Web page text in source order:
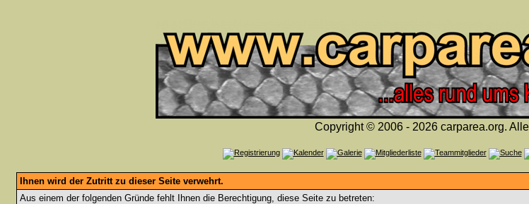
Copyright © 2006 - 2026 carparea.org.
Ihnen wird der Zutritt zu dieser Seite verwehrt.
Aus einem der folgenden Gründe fehlt Ihnen die Berechtigung, diese Seite zu betreten: